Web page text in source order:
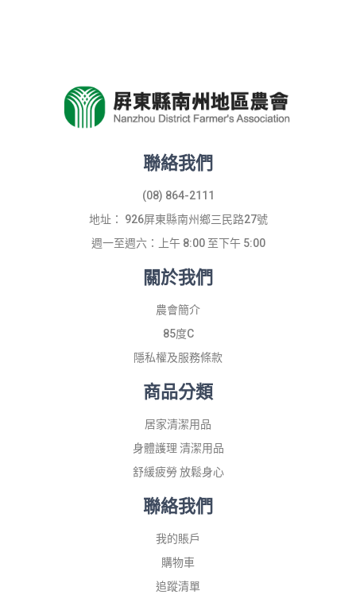
聯絡我們
(08) 864-2111
地址： 926屏東縣南州鄉三民路27號
週一至週六：上午 8:00 至下午 5:00
關於我們
農會簡介
85度C
隱私權及服務條款
商品分類
居家清潔用品
身體護理 清潔用品
舒緩疲勞 放鬆身心
聯絡我們
我的賬戶
購物車
追蹤清單